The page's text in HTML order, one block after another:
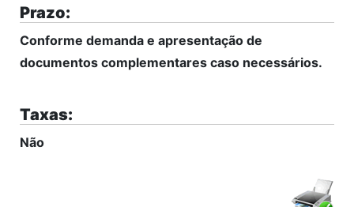
Prazo:
Conforme demanda e apresentação de
documentos complementares caso necessários.
Taxas:
Não